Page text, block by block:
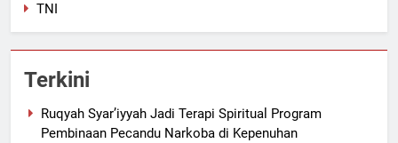
TNI
Terkini
Ruqyah Syar’iyyah Jadi Terapi Spiritual Program
Pembinaan Pecandu Narkoba di Kepenuhan